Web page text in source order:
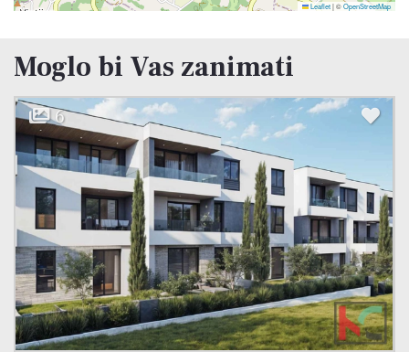
Leaflet|©OpenStreetMap
Moglo bi Vas zanimati
15
199 000 € -5 %